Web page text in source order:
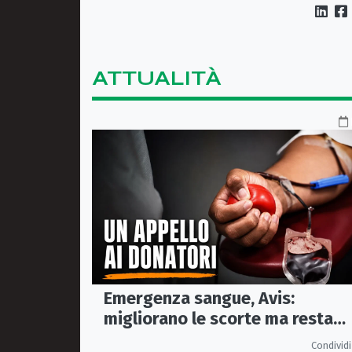
ATTUALITÀ
Emergenza sangue, Avis:
migliorano le scorte ma resta
alta l'attenzione sul gruppo A